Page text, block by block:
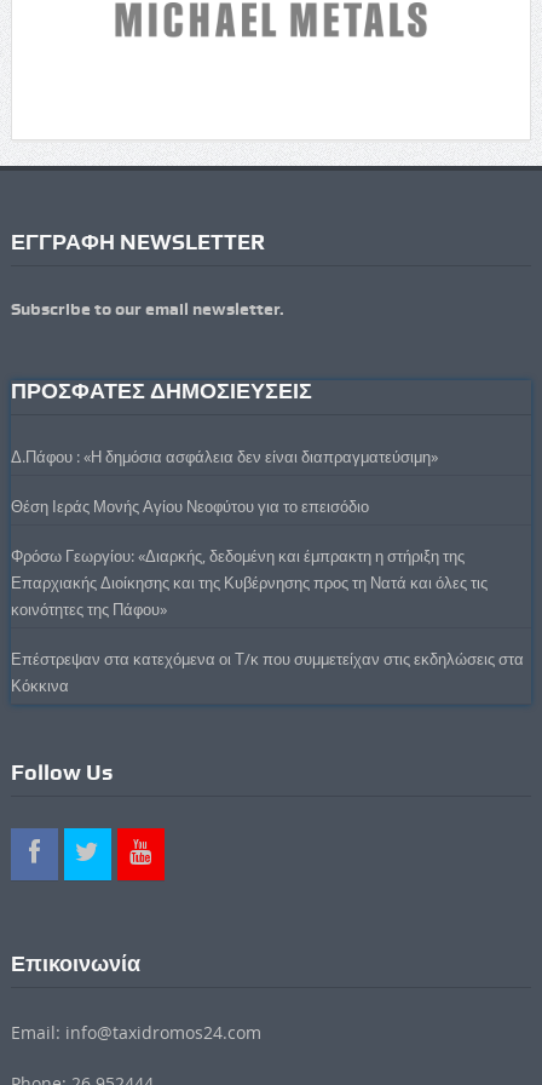
ΕΓΓΡΑΦΗ NEWSLETTER
Subscribe to our email newsletter.
ΠΡΟΣΦΑΤΕΣ ΔΗΜΟΣΙΕΥΣΕΙΣ
Δ.Πάφου : «Η δημόσια ασφάλεια δεν είναι διαπραγματεύσιμη»
Θέση Ιεράς Μονής Αγίου Νεοφύτου για το επεισόδιο
Φρόσω Γεωργίου: «Διαρκής, δεδομένη και έμπρακτη η στήριξη της
Επαρχιακής Διοίκησης και της Κυβέρνησης προς τη Νατά και όλες τις
κοινότητες της Πάφου»
Επέστρεψαν στα κατεχόμενα οι Τ/κ που συμμετείχαν στις εκδηλώσεις στα
Κόκκινα
Follow Us
Επικοινωνία
Email: info@taxidromos24.com